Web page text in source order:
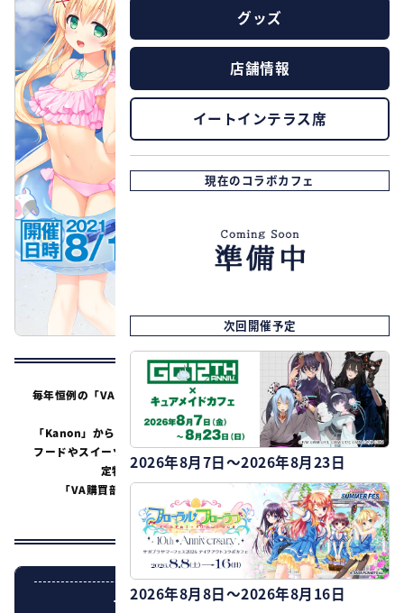
グッズ
店舗情報
イートインテラス席
現在のコラボカフェ
次回開催予定
2026年8月7日～2026年8月23日
2026年8月8日～2026年8月16日
毎年恒例の「VA購買部」の開催を記念して、Key作品大集合のコラ
ボカフェが開催決定！
「Kanon」から「LOOPERS」までたくさんの作品をテーマにした
フードやスイーツ、ドリンクをご提供。コラボメニューご注文で限
定特典もプレゼント！もちろん展示も！
「VA購買部」と一緒にこの夏もKey作品を堪能しよう♪
ご来店お待ちしております！
テイクアウトも同時開催！